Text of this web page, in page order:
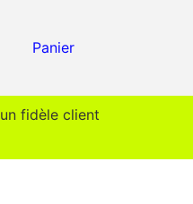
Panier
fidèle client